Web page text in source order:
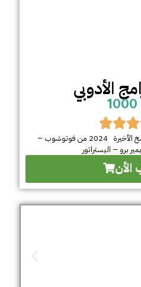
الأدوبي
1000
جميع برامج الأدوبي مفعلة النسخ الأخيرة 2024 من فوتوشوب –
برو – اليستراتور
الأن